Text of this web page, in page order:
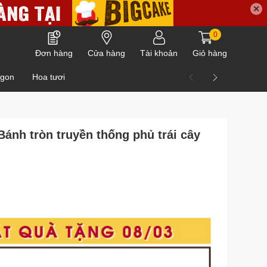
✕
Đơn hàng Cửa hàng Tài khoản
0
Giỏ hàng
Hoa tươi
tròn truyền thống phủ trái cây